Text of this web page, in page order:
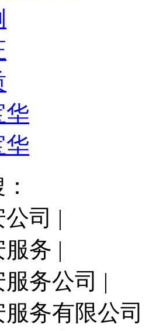
华
华
司 |
务 |
务公司 |
务有限公司